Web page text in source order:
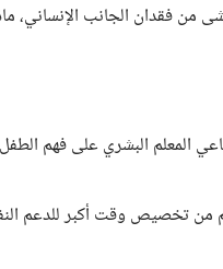
من فقدان الجانب الإنساني،
المعلم البشري على فهم
من تخصيص وقت أكبر للدعم